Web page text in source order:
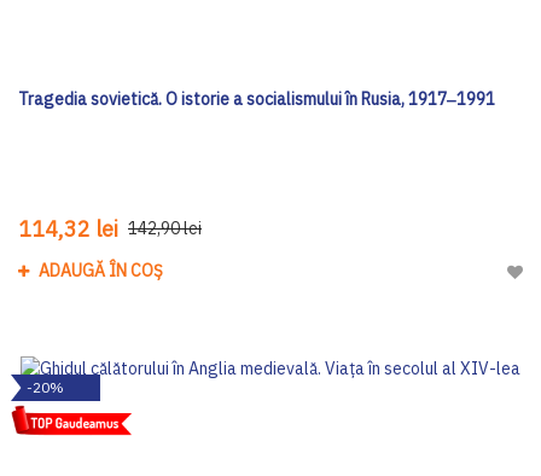
Tragedia sovietică. O istorie a socialismului în Rusia, 1917‒1991
114,32 lei 142,90 lei
ADAUGĂ ÎN COȘ
-20%